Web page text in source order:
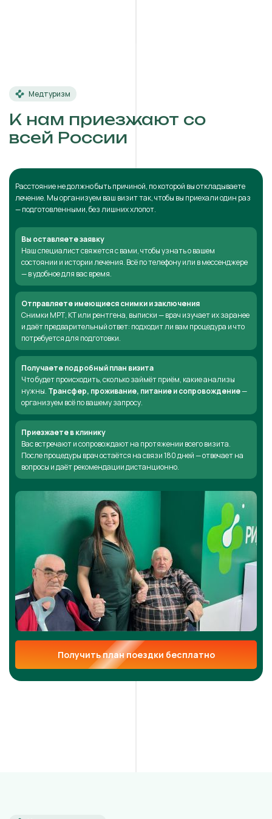
Медтуризм
К нам приезжают со
всей России
Расстояние не должно быть причиной, по которой вы откладываете
лечение. Мы организуем ваш визит так, чтобы вы приехали один раз
— подготовленными, без лишних хлопот.
Вы оставляете заявку
Наш специалист свяжется с вами, чтобы узнать о вашем
состоянии и истории лечения. Всё по телефону или в мессенджере
— в удобное для вас время.
Отправляете имеющиеся снимки и заключения
Снимки МРТ, КТ или рентгена, выписки — врач изучает их заранее
и даёт предварительный ответ: подходит ли вам процедура и что
потребуется для подготовки.
Получаете подробный план визита
Что будет происходить, сколько займёт приём, какие анализы
нужны. Трансфер, проживание, питание и сопровождение—
организуем всё по вашему запросу.
Приезжаете в клинику
Вас встречают и сопровождают на протяжении всего визита.
После процедуры врач остаётся на связи 180 дней — отвечает на
вопросы и даёт рекомендации дистанционно.
Получить план поездки бесплатно